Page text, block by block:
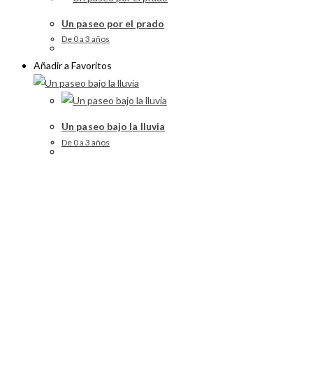
Un paseo por el prado
De 0 a 3 años
Añadir a Favoritos
Un paseo bajo la lluvia
De 0 a 3 años